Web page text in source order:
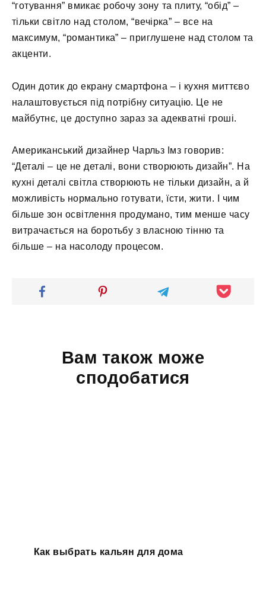
“готування” вмикає робочу зону та плиту, “обід” –
тільки світло над столом, “вечірка” – все на
максимум, “романтика” – приглушене над столом та
акценти.
Один дотик до екрану смартфона – і кухня миттєво
налаштовується під потрібну ситуацію. Це не
майбутнє, це доступно зараз за адекватні гроші.
Американський дизайнер Чарльз Імз говорив:
“Деталі – це не деталі, вони створюють дизайн”. На
кухні деталі світла створюють не тільки дизайн, а й
можливість нормально готувати, їсти, жити. І чим
більше зон освітлення продумано, тим менше часу
витрачається на боротьбу з власною тінню та
більше – на насолоду процесом.
Вам також може
сподобатися
Как выбрать кальян для дома